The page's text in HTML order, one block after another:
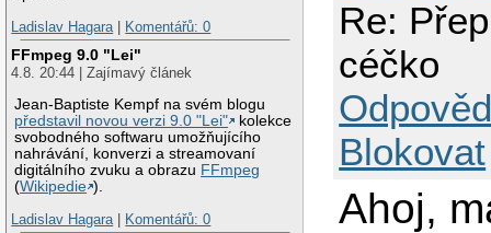
Ladislav Hagara | Komentářů: 0
FFmpeg 9.0 "Lei"
4.8. 20:44 | Zajímavý článek
Jean-Baptiste Kempf na svém blogu
představil novou verzi 9.0 "Lei"
kolekce
svobodného softwaru umožňujícího
nahrávání, konverzi a streamovaní
digitálního zvuku a obrazu FFmpeg
(Wikipedie ).
Ladislav Hagara | Komentářů: 0
57
58
59
60
61
62
63
64
65
67
68
prohoz:
begin
repeat
prohoz:=
for i:=0
Re:
céčko
Blokovat
Ahoj,